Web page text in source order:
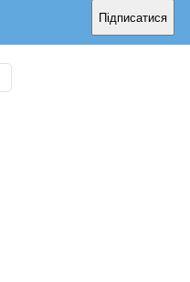
Підписатися